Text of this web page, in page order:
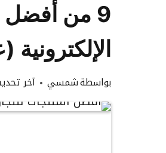
9 من أفضل
الإلكترونية
بواسطةشمسي آخر